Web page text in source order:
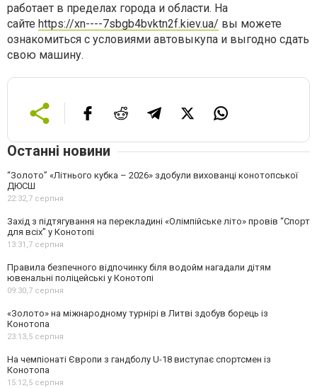
работает в пределах города и области. На
сайте https://xn----7sbgb4bvktn2f.kiev.ua/ вы можете
ознакомиться с условиями автовыкупа и выгодно сдать
свою машину.
Останні новини
“Золото” «Літнього кубка – 2026» здобули вихованці конотопської
ДЮСШ
22:32,7 серпня
Захід з підтягування на перекладині «Олімпійське літо» провів “Спорт
для всіх” у Конотопі
13:31,7 серпня
Правила безпечного відпочинку біля водойм нагадали дітям
ювенальні поліцейські у Конотопі
09:30,7 серпня
«Золото» на міжнародному турнірі в Литві здобув борець із
Конотопа
23:13,5 серпня
На чемпіонаті Європи з гандболу U-18 виступає спортсмен із
Конотопа
15:12,5 серпня